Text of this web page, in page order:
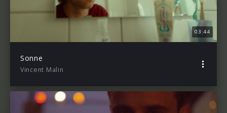
03:44
Sonne
Vincent Malin